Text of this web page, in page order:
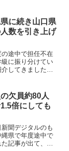
か、山口県でも38
に続き山口県
数を引き上げ
途中で担任不在
に振り分けてい
してきました。
ことも検討され
の欠員約80人
倍にしても
聞デジタルのも
県で年度途中で
記事が出て、新